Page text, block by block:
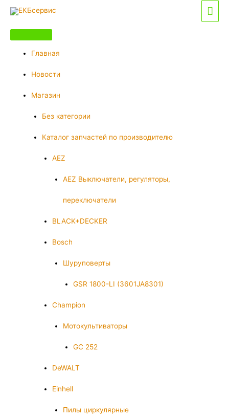
Перейти
содержимому
Главная
Новости
Магазин
Без категории
Каталог запчастей по производителю
AEZ
AEZ Выключатели, регуляторы,
переключатели
BLACK+DECKER
Bosch
Шуруповерты
GSR 1800-LI (3601JA8301)
Champion
Мотокультиваторы
GC 252
DeWALT
Einhell
Пилы циркулярные